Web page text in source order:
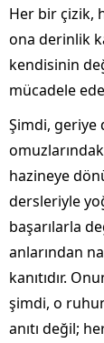
Her bir çizik,
ona derinlik
kendisinin
mücadele
Şimdi, geriye
hazineye
dersleriyle
başarılarla
anlarından
kanıtıdır.
şimdi, o
anıtı değil;